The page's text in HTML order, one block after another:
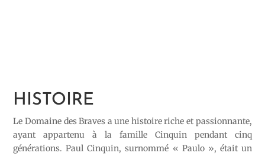
HISTOIRE
Le Domaine des Braves a une histoire riche et passionnante,
ayant appartenu à la famille Cinquin pendant cinq
générations. Paul Cinquin, surnommé « Paulo », était un